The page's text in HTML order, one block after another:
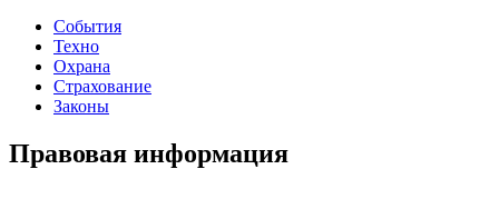
События
Техно
Охрана
Страхование
Законы
Правовая информация